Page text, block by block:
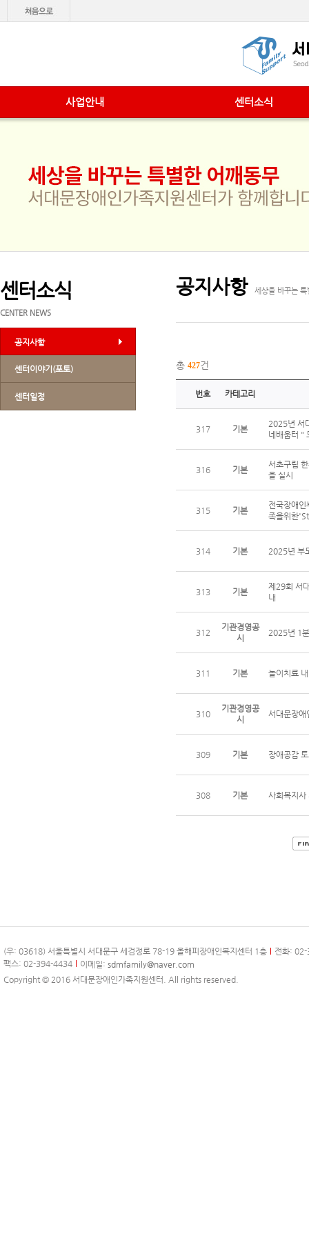
사업안내 센터소식
센터소식
CENTER NEWS
공지사항
센터이야기(포토)
센터일정
공지사항 세상을 바꾸는
총 427건
번호 카테고리
317 기본
2025년 서
네배움터 "
316 기본
서초구립
을 실시
315 기본
전국장애
족을위한
314 기본 2025년 부
313 기본
제29회 서
내
312
기관경영공
시
2025년 1
311 기본 놀이치료
310
기관경영공
시
서대문장
309 기본 장애공감
308 기본 사회복지사
(우: 03618) 서울특별시 서대문구 세검정로 78-19 올해피장애인복지센터 1층
전화:
팩스: 02-394-4434
이메일: sdmfamily@naver.com
Copyright © 2016 서대문장애인가족지원센터. All rights reserved.